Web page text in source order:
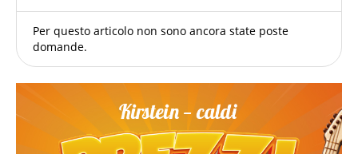
Per questo articolo non sono ancora state poste
domande.